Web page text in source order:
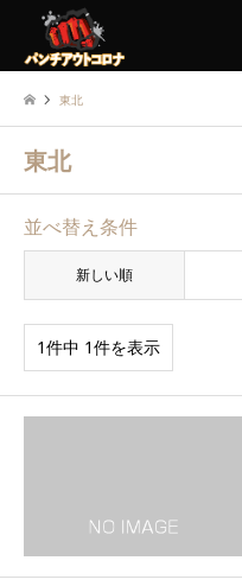
東北
東北
並べ替え条件
新しい順
1件中 1件を表示